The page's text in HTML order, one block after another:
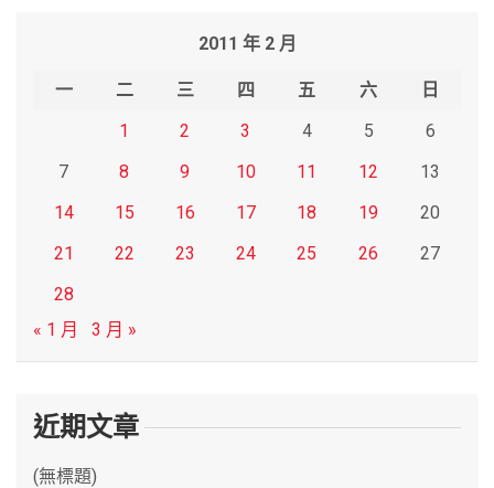
2011 年 2 月
一 二 三 四 五 六
日
1
2 3 4 5
6
7
8 9 10 11 12
13
14
15 16 17 18 19
20
21
22 23 24 25 26
27
28
« 1 月
3 月 »
近期文章
(無標題)